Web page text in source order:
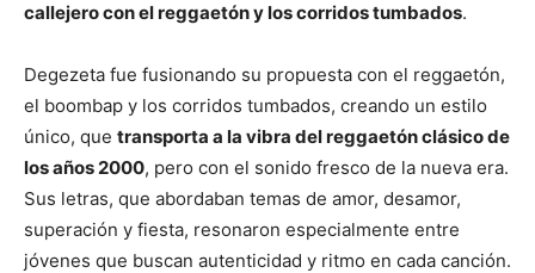
callejero con el reggaetón y los corridos tumbados.
Degezeta fue fusionando su propuesta con el reggaetón,
el boombap y los corridos tumbados, creando un estilo
único, que transporta a la vibra del reggaetón clásico de
los años 2000, pero con el sonido fresco de la nueva era.
Sus letras, que abordaban temas de amor, desamor,
superación y fiesta, resonaron especialmente entre
jóvenes que buscan autenticidad y ritmo en cada canción.